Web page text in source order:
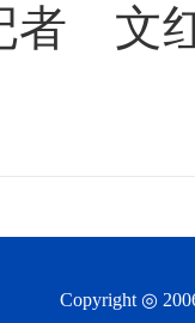
者
Copyright ◎